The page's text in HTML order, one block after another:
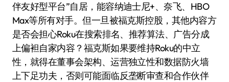
伴友好型平台”自居，能容纳迪士尼+、奈飞、HBO
Max等所有对手。但一旦被福克斯控股，其他内容方
是否会担心Roku在搜索排名、推荐算法、广告分成
上偏袒自家内容？福克斯如果要维持Roku的中立
性，就得在董事会架构、运营独立性和数据防火墙
上下足功夫，否则可能面临反垄断审查和合作伙伴